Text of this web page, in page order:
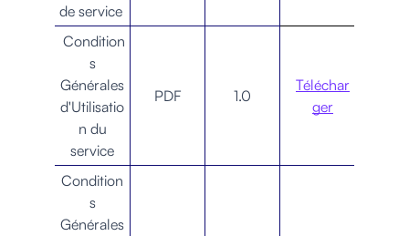
de service
Condition
s
Générales
d'Utilisatio
n du
service
PDF 1.0
Téléchar
ger
Condition
s
Générales